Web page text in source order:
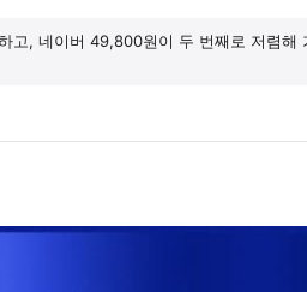
, 네이버 49,800원이 두 번째로 저렴해